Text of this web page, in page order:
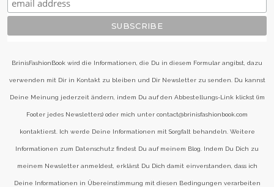
BrinisFashionBook wird die Informationen, die Du in diesem Formular angibst, dazu
verwenden mit Dir in Kontakt zu bleiben und Dir Newsletter zu senden. Du kannst
Deine Meinung jederzeit ändern, indem Du auf den Abbestellungs-Link klickst (im
Footer jedes Newsletters) oder mich unter contact@brinisfashionbook.com
kontaktierst. Ich werde Deine Informationen mit Sorgfalt behandeln. Weitere
Informationen zum Datenschutz findest Du auf meinem Blog. Indem Du Dich zu
meinem Newsletter anmeldest, erklärst Du Dich damit einverstanden, dass ich
Deine Informationen in Übereinstimmung mit diesen Bedingungen verarbeiten